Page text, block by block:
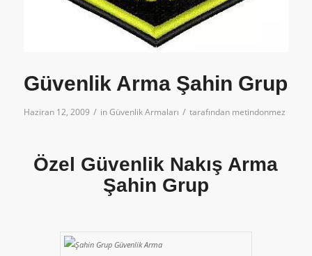
Güvenlik Arma Şahin Grup
Haziran 12, 2009 / inGüvenlik Armaları / tarafından metindonmez
Özel Güvenlik Nakış Arma
Şahin Grup